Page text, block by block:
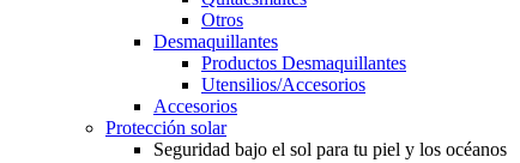
Otros
Desmaquillantes
Productos Desmaquillantes
Utensilios/Accesorios
Accesorios
Protección solar
Seguridad bajo el sol para tu piel y los océanos